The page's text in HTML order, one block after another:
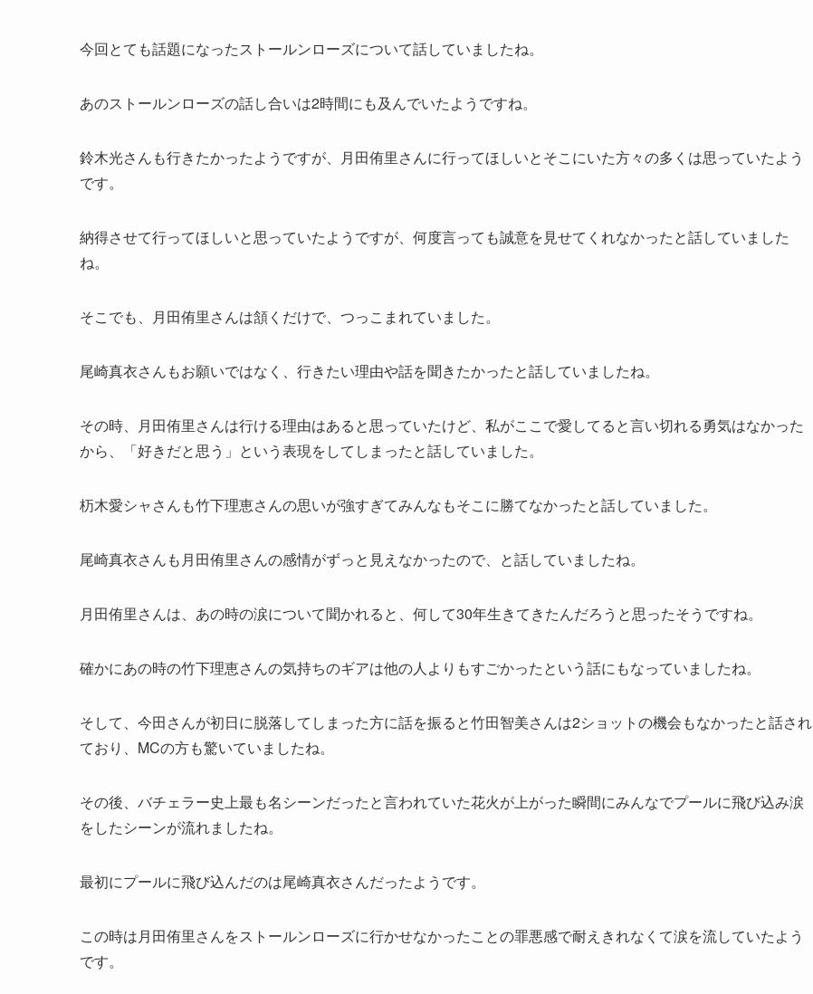
今回とても話題になったストールンローズについて話していましたね。
あのストールンローズの話し合いは2時間にも及んでいたようですね。
鈴木光さんも行きたかったようですが、月田侑里さんに行ってほしいとそこにいた方々の多くは思っていたよう
です。
納得させて行ってほしいと思っていたようですが、何度言っても誠意を見せてくれなかったと話していました
ね。
そこでも、月田侑里さんは頷くだけで、つっこまれていました。
尾崎真衣さんもお願いではなく、行きたい理由や話を聞きたかったと話していましたね。
その時、月田侑里さんは行ける理由はあると思っていたけど、私がここで愛してると言い切れる勇気はなかった
から、「好きだと思う」という表現をしてしまったと話していました。
杤木愛シャさんも竹下理恵さんの思いが強すぎてみんなもそこに勝てなかったと話していました。
尾崎真衣さんも月田侑里さんの感情がずっと見えなかったので、と話していましたね。
月田侑里さんは、あの時の涙について聞かれると、何して30年生きてきたんだろうと思ったそうですね。
確かにあの時の竹下理恵さんの気持ちのギアは他の人よりもすごかったという話にもなっていましたね。
そして、今田さんが初日に脱落してしまった方に話を振ると竹田智美さんは2ショットの機会もなかったと話され
ており、MCの方も驚いていましたね。
その後、バチェラー史上最も名シーンだったと言われていた花火が上がった瞬間にみんなでプールに飛び込み涙
をしたシーンが流れましたね。
最初にプールに飛び込んだのは尾崎真衣さんだったようです。
この時は月田侑里さんをストールンローズに行かせなかったことの罪悪感で耐えきれなくて涙を流していたよう
です。